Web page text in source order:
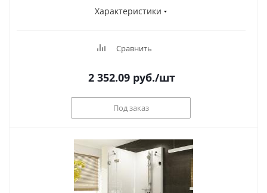
Характеристики
Сравнить
2 352.09руб./шт
Под заказ